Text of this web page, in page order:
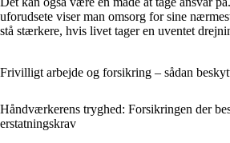
uforudsete viser man omsorg for sine
stå stærkere, hvis livet tager en uventet
Frivilligt arbejde og forsikring – sådan
Håndværkerens tryghed: Forsikringen der
erstatningskrav